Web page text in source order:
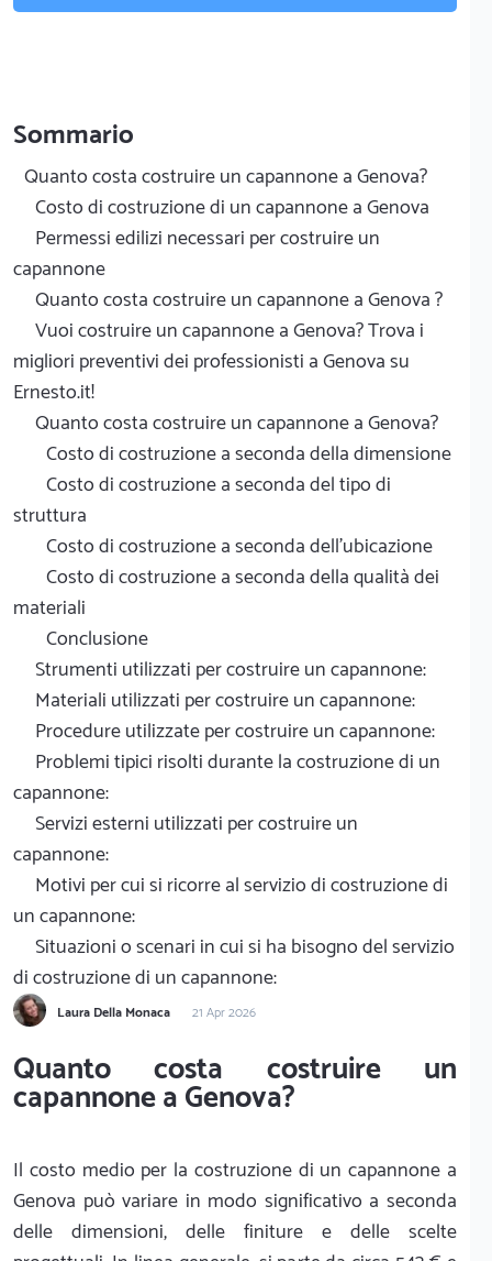
Sommario
Quanto costa costruire un capannone a Genova?
Costo di costruzione di un capannone a Genova
Permessi edilizi necessari per costruire un
capannone
Quanto costa costruire un capannone a Genova ?
Vuoi costruire un capannone a Genova? Trova i
migliori preventivi dei professionisti a Genova su
Ernesto.it!
Quanto costa costruire un capannone a Genova?
Costo di costruzione a seconda della dimensione
Costo di costruzione a seconda del tipo di
struttura
Costo di costruzione a seconda dell'ubicazione
Costo di costruzione a seconda della qualità dei
materiali
Conclusione
Strumenti utilizzati per costruire un capannone:
Materiali utilizzati per costruire un capannone:
Procedure utilizzate per costruire un capannone:
Problemi tipici risolti durante la costruzione di un
capannone:
Servizi esterni utilizzati per costruire un
capannone:
Motivi per cui si ricorre al servizio di costruzione di
un capannone:
Situazioni o scenari in cui si ha bisogno del servizio
di costruzione di un capannone:
Laura Della Monaca 21 Apr 2026
Quanto costa costruire un
capannone a Genova?
Il costo medio per la costruzione di un capannone a
Genova può variare in modo significativo a seconda
delle dimensioni, delle finiture e delle scelte